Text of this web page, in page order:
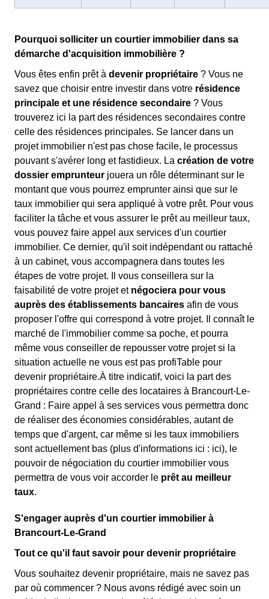
Pourquoi solliciter un courtier immobilier dans sa
démarche d'acquisition immobilière ?
Vous êtes enfin prêt à devenir propriétaire ? Vous ne
savez que choisir entre investir dans votre résidence
principale et une résidence secondaire ? Vous
trouverez ici la part des résidences secondaires contre
celle des résidences principales. Se lancer dans un
projet immobilier n'est pas chose facile, le processus
pouvant s'avérer long et fastidieux. La création de votre
dossier emprunteur jouera un rôle déterminant sur le
montant que vous pourrez emprunter ainsi que sur le
taux immobilier qui sera appliqué à votre prêt. Pour vous
faciliter la tâche et vous assurer le prêt au meilleur taux,
vous pouvez faire appel aux services d'un courtier
immobilier. Ce dernier, qu'il soit indépendant ou rattaché
à un cabinet, vous accompagnera dans toutes les
étapes de votre projet. Il vous conseillera sur la
faisabilité de votre projet et négociera pour vous
auprès des établissements bancaires afin de vous
proposer l'offre qui correspond à votre projet. Il connaît le
marché de l'immobilier comme sa poche, et pourra
même vous conseiller de repousser votre projet si la
situation actuelle ne vous est pas profiTable pour
devenir propriétaire.À titre indicatif, voici la part des
propriétaires contre celle des locataires à Brancourt-Le-
Grand : Faire appel à ses services vous permettra donc
de réaliser des économies considérables, autant de
temps que d'argent, car même si les taux immobiliers
sont actuellement bas (plus d'informations ici : ici), le
pouvoir de négociation du courtier immobilier vous
permettra de vous voir accorder le prêt au meilleur
taux.
S'engager auprès d'un courtier immobilier à
Brancourt-Le-Grand
Tout ce qu'il faut savoir pour devenir propriétaire
Vous souhaitez devenir propriétaire, mais ne savez pas
par où commencer ? Nous avons rédigé avec soin un